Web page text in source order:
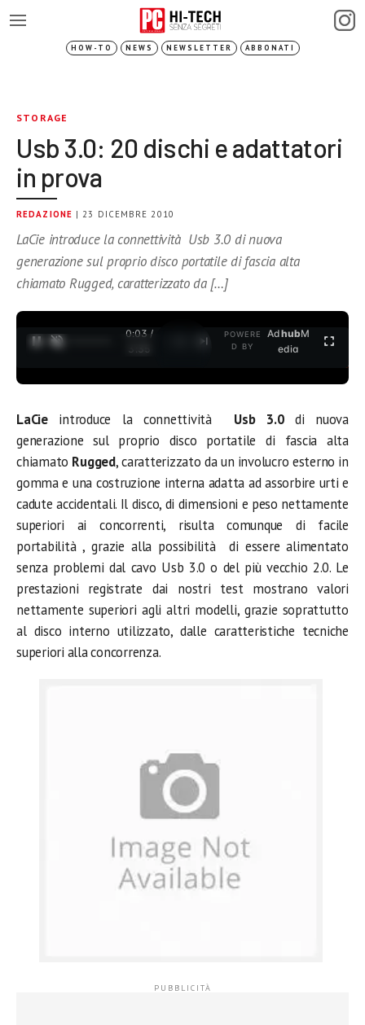
HOW-TO NEWS NEWSLETTER ABBONATI
STORAGE
Usb 3.0: 20 dischi e adattatori
in prova
REDAZIONE | 23 DICEMBRE 2010
LaCie introduce la connettività Usb 3.0 di nuova
generazione sul proprio disco portatile di fascia alta
chiamato Rugged, caratterizzato da […]
0:04 /
3:35
POWERE
D BY
AdhubM
edia
LaCie introduce la connettività Usb 3.0di nuova
generazione sul proprio disco portatile di fascia alta
chiamato Rugged, caratterizzato da un involucro esterno in
gomma e una costruzione interna adatta ad assorbire urti e
cadute accidentali. Il disco, di dimensioni e peso nettamente
superiori ai concorrenti, risulta comunque di facile
portabilità , grazie alla possibilità di essere alimentato
senza problemi dal cavo Usb 3.0 o del più vecchio 2.0. Le
prestazioni registrate dai nostri test mostrano valori
nettamente superiori agli altri modelli, grazie soprattutto
al disco interno utilizzato, dalle caratteristiche tecniche
superiori alla concorrenza.